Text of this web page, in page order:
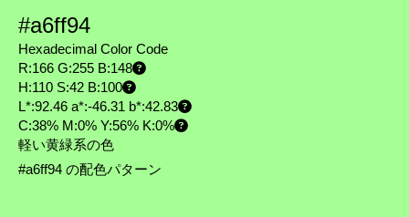
#a6ff94
Hexadecimal Color Code
R:166 G:255 B:148
H:110 S:42 B:100
L*:92.46 a*:-46.31 b*:42.83
C:38% M:0% Y:56% K:0%
軽い黄緑系の色
#a6ff94 の配色パターン